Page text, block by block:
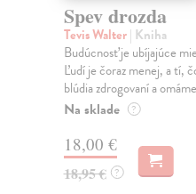
Spev drozda
Tevis Walter| Kniha
Budúcnosť je ubíjajúce
Ľudí je čoraz menej, a tí,
blúdia zdrogovaní a
Na sklade ?
18,00 €
18,95 € ?